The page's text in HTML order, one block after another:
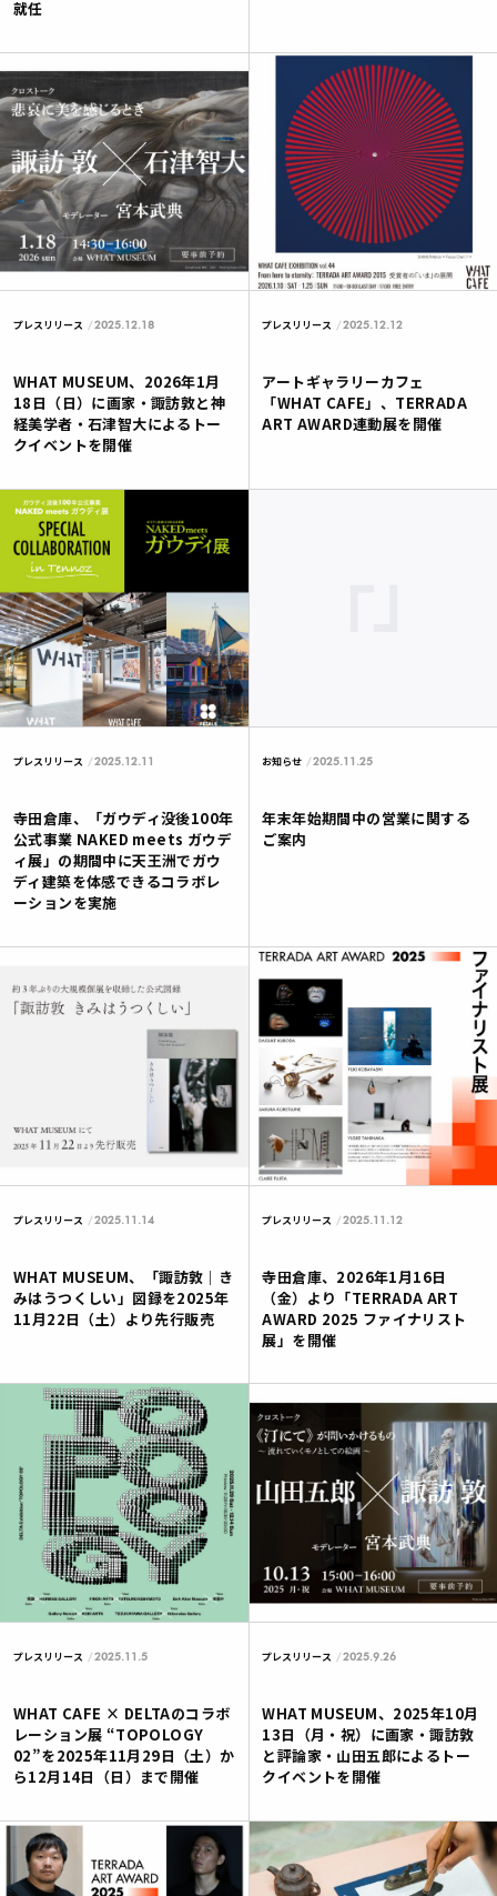
就任
プレスリリース 2025.12.18
WHAT MUSEUM、2026年1月
18日（日）に画家・諏訪敦と神
経美学者・石津智大によるトー
クイベントを開催
プレスリリース 2025.12.12
アートギャラリーカフェ
「WHAT CAFE」、TERRADA
ART AWARD連動展を開催
プレスリリース 2025.12.11
寺田倉庫、「ガウディ没後100年
公式事業 NAKED meets ガウデ
ィ展」の期間中に天王洲でガウ
ディ建築を体感できるコラボレ
ーションを実施
お知らせ 2025.11.25
年末年始期間中の営業に関する
ご案内
プレスリリース 2025.11.14
WHAT MUSEUM、「諏訪敦｜き
みはうつくしい」図録を2025年
11月22日（土）より先行販売
プレスリリース 2025.11.12
寺田倉庫、2026年1月16日
（金）より「TERRADA ART
AWARD 2025 ファイナリスト
展」を開催
プレスリリース 2025.11.5
WHAT CAFE × DELTAのコラボ
レーション展 “TOPOLOGY
02”を2025年11月29日（土）か
ら12月14日（日）まで開催
プレスリリース 2025.9.26
WHAT MUSEUM、2025年10月
13日（月・祝）に画家・諏訪敦
と評論家・山田五郎によるトー
クイベントを開催